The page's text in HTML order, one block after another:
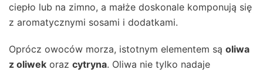
ciepło lub na zimno, a małże doskonale komponują się
z aromatycznymi sosami i dodatkami.
Oprócz owoców morza, istotnym elementem są oliwa
z oliwek oraz cytryna. Oliwa nie tylko nadaje